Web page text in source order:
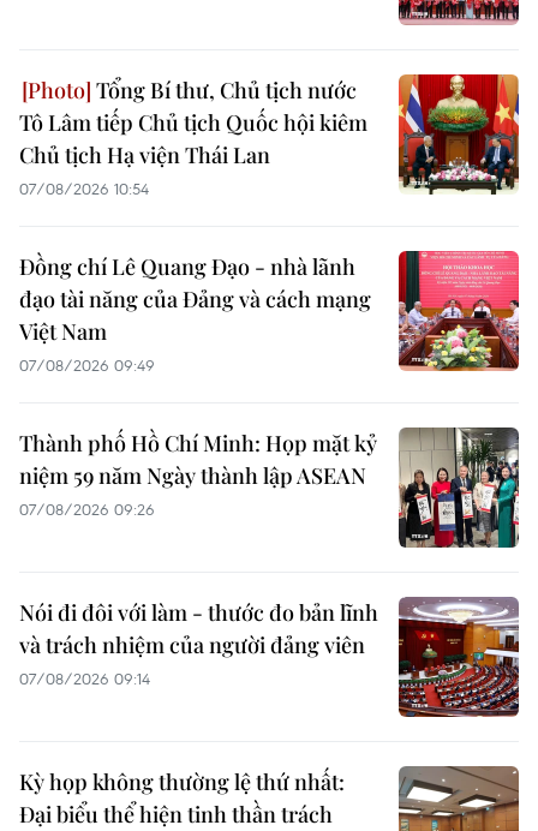
Tổng Bí thư, Chủ tịch nước
Tô Lâm tiếp Chủ tịch Quốc hội kiêm
Chủ tịch Hạ viện Thái Lan
07/08/2026 10:54
Đồng chí Lê Quang Đạo - nhà lãnh
đạo tài năng của Đảng và cách mạng
Việt Nam
07/08/2026 09:49
Thành phố Hồ Chí Minh: Họp mặt kỷ
niệm 59 năm Ngày thành lập ASEAN
07/08/2026 09:26
Nói đi đôi với làm - thước đo bản lĩnh
và trách nhiệm của người đảng viên
07/08/2026 09:14
Kỳ họp không thường lệ thứ nhất:
Đại biểu thể hiện tinh thần trách